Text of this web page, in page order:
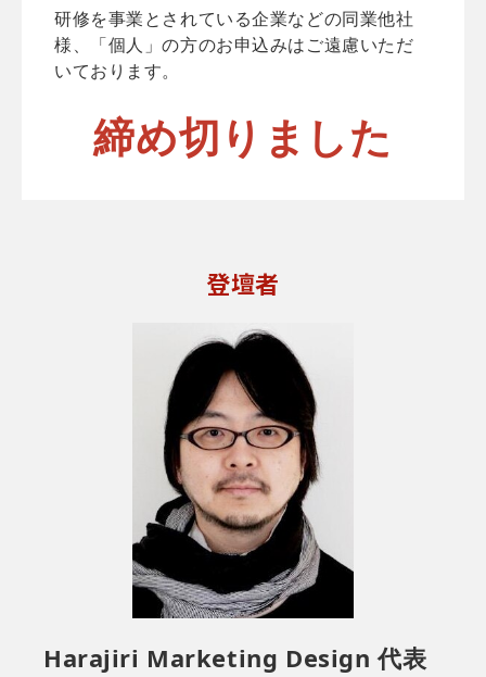
研修を事業とされている企業などの同業他社
様、「個人」の方のお申込みはご遠慮いただ
いております。
締め切りました
登壇者
Harajiri Marketing Design 代表